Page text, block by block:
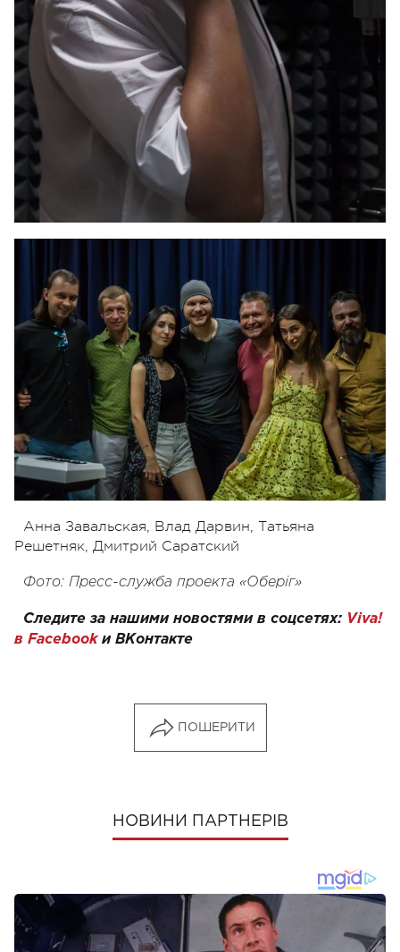
Анна Завальская, Влад Дарвин, Татьяна
Решетняк, Дмитрий Саратский
Фото: Пресс-служба проекта «Оберiг»
Следите за нашими новостями в соцсетях: Viva!
в Facebookи ВКонтакте
ПОШЕРИТИ
НОВИНИ ПАРТНЕРІВ